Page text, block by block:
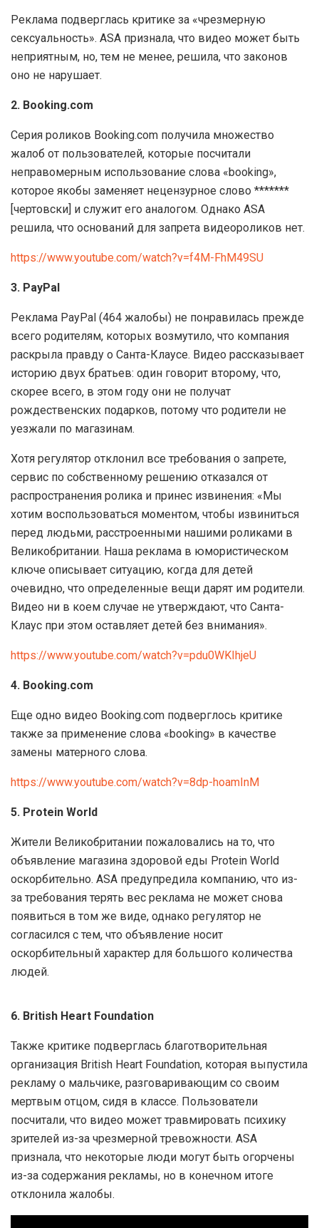
Реклама подверглась критике за «чрезмерную
сексуальность». ASA признала, что видео может быть
неприятным, но, тем не менее, решила, что законов
оно не нарушает.
2. Booking.com
Серия роликов Booking.com получила множество
жалоб от пользователей, которые посчитали
неправомерным использование слова «booking»,
которое якобы заменяет нецензурное слово *******
[чертовски] и служит его аналогом. Однако ASA
решила, что оснований для запрета видеороликов нет.
https://www.youtube.com/watch?v=f4M-FhM49SU
3. PayPal
Реклама PayPal (464 жалобы) не понравилась прежде
всего родителям, которых возмутило, что компания
раскрыла правду о Санта-Клаусе. Видео рассказывает
историю двух братьев: один говорит второму, что,
скорее всего, в этом году они не получат
рождественских подарков, потому что родители не
уезжали по магазинам.
Хотя регулятор отклонил все требования о запрете,
сервис по собственному решению отказался от
распространения ролика и принес извинения: «Мы
хотим воспользоваться моментом, чтобы извиниться
перед людьми, расстроенными нашими роликами в
Великобритании. Наша реклама в юмористическом
ключе описывает ситуацию, когда для детей
очевидно, что определенные вещи дарят им родители.
Видео ни в коем случае не утверждают, что Санта-
Клаус при этом оставляет детей без внимания».
https://www.youtube.com/watch?v=pdu0WKIhjeU
4. Booking.com
Еще одно видео Booking.com подверглось критике
также за применение слова «booking» в качестве
замены матерного слова.
https://www.youtube.com/watch?v=8dp-hoamInM
5. Protein World
Жители Великобритании пожаловались на то, что
объявление магазина здоровой еды Protein World
оскорбительно. ASA предупредила компанию, что из-
за требования терять вес реклама не может снова
появиться в том же виде, однако регулятор не
согласился с тем, что объявление носит
оскорбительный характер для большого количества
людей.
6. British Heart Foundation
Также критике подверглась благотворительная
организация British Heart Foundation, которая выпустила
рекламу о мальчике, разговаривающим со своим
мертвым отцом, сидя в классе. Пользователи
посчитали, что видео может травмировать психику
зрителей из-за чрезмерной тревожности. ASA
признала, что некоторые люди могут быть огорчены
из-за содержания рекламы, но в конечном итоге
отклонила жалобы.